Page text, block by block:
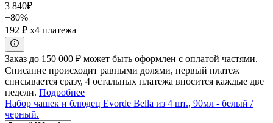
3 840₽
−80%
192 ₽ x4 платежа
Заказ до 150 000 ₽ может быть оформлен с оплатой частями.
Списание происходит равными долями, первый платеж
списывается сразу, 4 остальных платежа вносится каждые две
недели. Подробнее
Набор чашек и блюдец Evorde Bella из 4 шт., 90мл - белый /
черный.